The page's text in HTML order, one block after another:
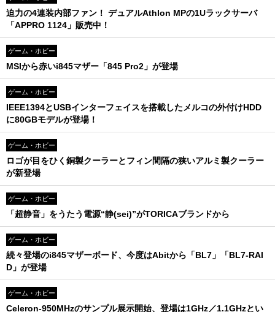
迫力の4連装内部ファン！ デュアルAthlon MPの1Uラックサーバ
「APPRO 1124」販売中！
ゲーム・ホビー
MSIから赤いi845マザー「845 Pro2」が登場
ゲーム・ホビー
IEEE1394とUSBインターフェイスを搭載したメルコの外付けHDD
に80GBモデルが登場！
ゲーム・ホビー
ロゴが目をひく銅製クーラーとフィン間隔の狭いアルミ製クーラー
が新登場
ゲーム・ホビー
「超静音」をうたう電源“静(sei)”がTORICAブランドから
ゲーム・ホビー
続々登場のi845マザーボード、今度はAbitから「BL7」「BL7-RAI
D」が登場
ゲーム・ホビー
Celeron-950MHzのサンプル展示開始、登場は1GHz／1.1GHzとい